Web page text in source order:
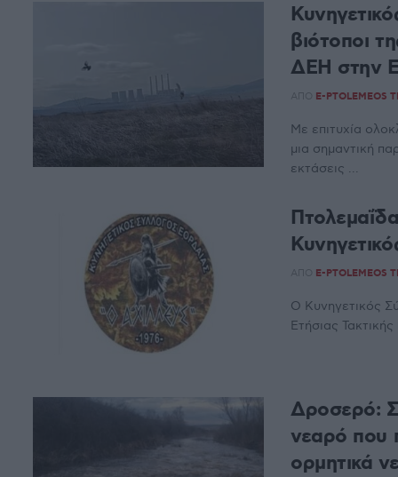
βιότοποι
ΔΕΗ στην
ΑΠΌ E-PTOLEMEOS
Με επιτυχία
μια σημαντική
εκτάσεις ...
ΑΠΌ E-PTOLEMEOS
Ο Κυνηγετικός
Ετήσιας
Δροσερό:
νεαρό που
ορμητικά